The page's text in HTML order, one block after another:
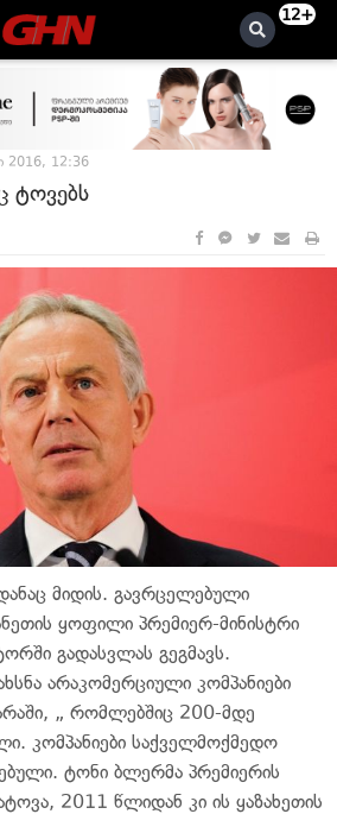
12+
2016, 12:36
ტოვებს
მიდის. გავრცელებული
ყოფილი პრემიერ-მინისტრი
გადასვლას გეგმავს.
არაკომერციული კომპანიები
„ რომლებშიც 200-მდე
კომპანიები საქველმოქმედო
ტონი ბლერმა პრემიერის
2011 წლიდან კი ის ყაზახეთის